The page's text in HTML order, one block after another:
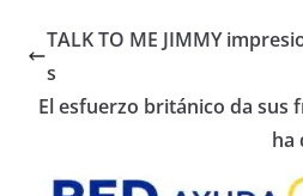
TALK TO ME JIMMY
s
El esfuerzo británico da sus
ha